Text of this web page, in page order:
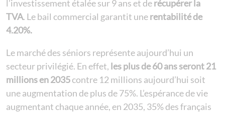
l’investissement étalée sur 9 ans et derécupérer la
TVA. Le bail commercial garantit unerentabilité de
4.20%.
Le marché des séniors représente aujourd’hui un
secteur privilégié. En effet, les plus de 60 ans seront 21
millions en 2035contre 12 millions aujourd’hui soit
une augmentation de plus de 75%. L’espérance de vie
augmentant chaque année, en 2035, 35% des français